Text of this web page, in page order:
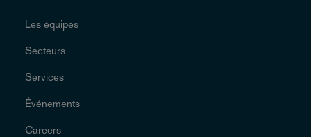
Les équipes
Secteurs
Services
Événements
Careers